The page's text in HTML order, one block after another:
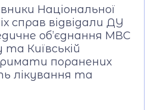
Національної
справ відвідали ДУ
об’єднання МВС
та Київській
поранених
лікування та